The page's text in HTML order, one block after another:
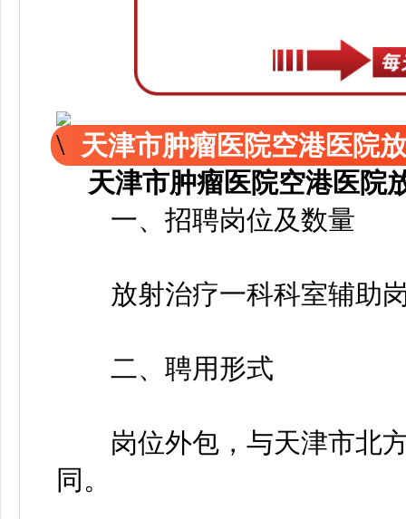
天津市肿瘤医院空港医院
天津市肿瘤医院空港医院
一、招聘岗位及数量
放射治疗一科科室辅助岗
二、聘用形式
岗位外包，与天津市北方
同。